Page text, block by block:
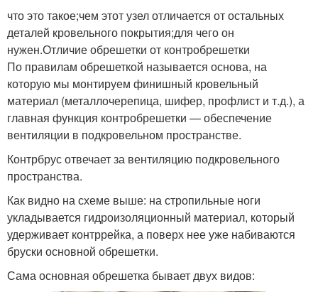
что это такое;чем этот узел отличается от остальных
деталей кровельного покрытия;для чего он
нужен.Отличие обрешетки от контробрешетки
По правилам обрешеткой называется основа, на
которую мы монтируем финишный кровельный
материал (металлочерепица, шифер, профлист и т.д.), а
главная функция контробрешетки — обеспечение
вентиляции в подкровельном пространстве.
Контрбрус отвечает за вентиляцию подкровельного
пространства.
Как видно на схеме выше: на стропильные ноги
укладывается гидроизоляционный материал, который
удерживает контррейка, а поверх нее уже набиваются
бруски основной обрешетки.
Сама основная обрешетка бывает двух видов: